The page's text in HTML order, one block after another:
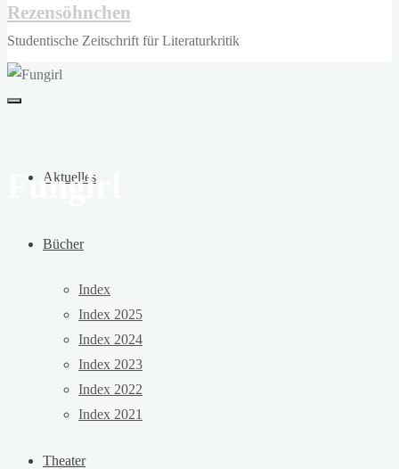
Rezensöhnchen
Studentische Zeitschrift für Literaturkritik
Aktuelles
Bücher
Index
Index 2025
Index 2024
Index 2023
Index 2022
Index 2021
Theater
Fungirl